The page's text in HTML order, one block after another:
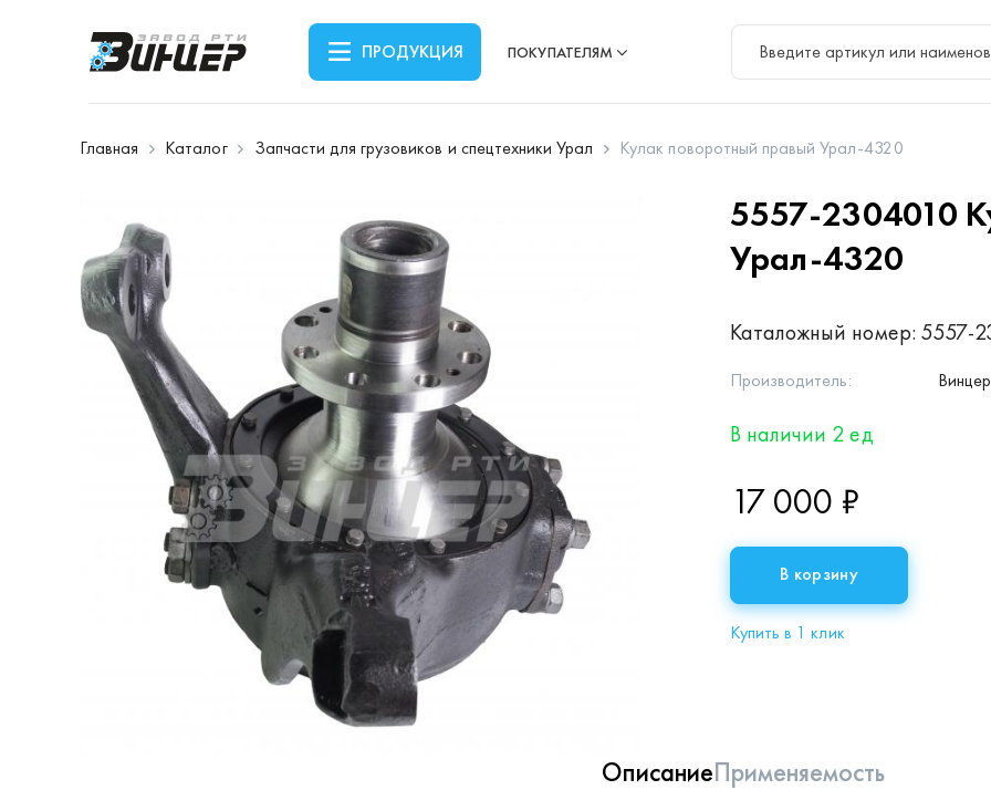
ПРОДУКЦИЯ ПОКУПАТЕЛЯМ
Главная Каталог Запчасти для грузовиков и спецтехники Урал Кулак поворотный правый Урал-4320
5557-2304010
Урал-4320
Каталожный номер: 5557-
Производитель: Винцер
В наличии 2 ед
17 000 ₽
В корзину
Купить в 1 клик
ОписаниеПрименяемость